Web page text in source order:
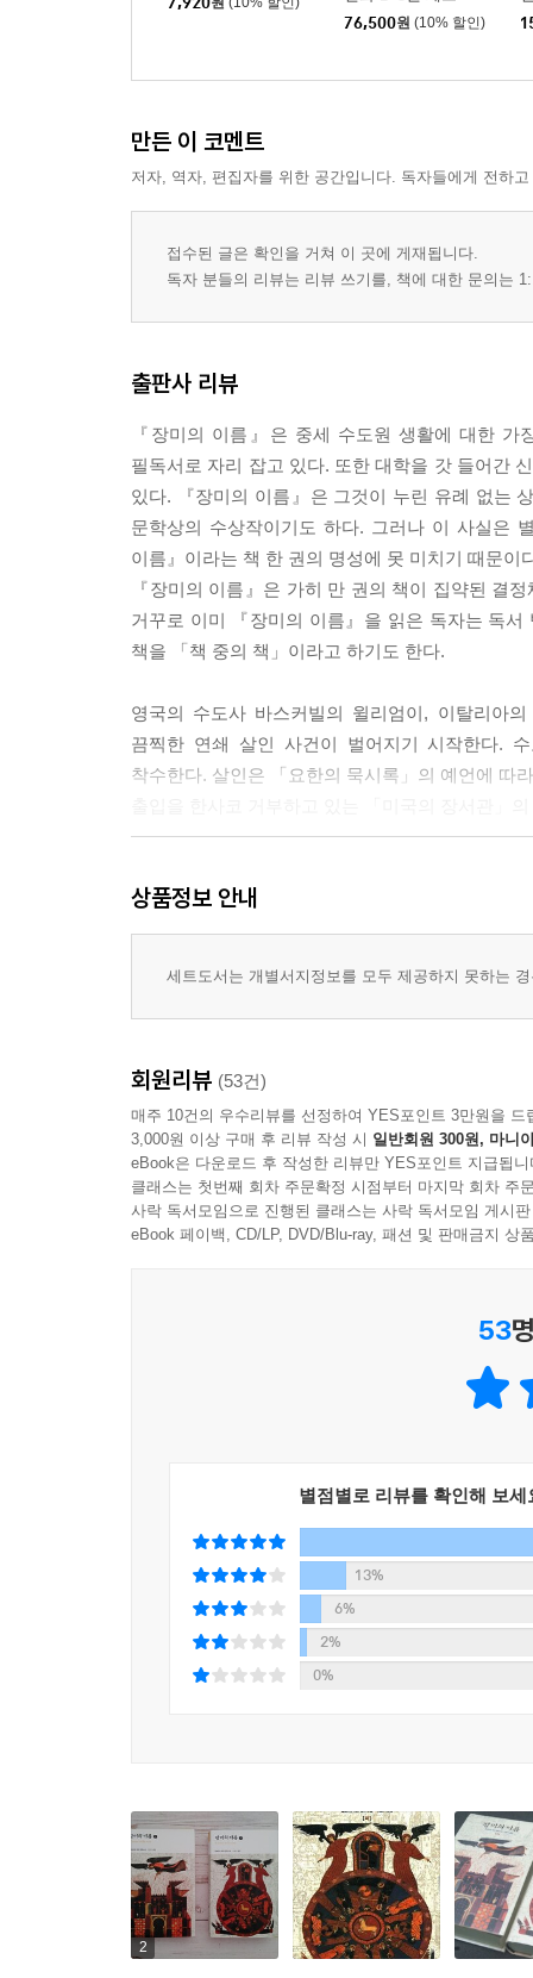
76,500원 (10% 할인)
만든 이 코멘트
저자, 역자, 편집자를 위한 공간입니다. 독자들에게 전하
접수된 글은 확인을 거쳐 이 곳에 게재됩니다.
독자 분들의 리뷰는 리뷰 쓰기를, 책에 대한 문의는
출판사 리뷰
『장미의 이름』은 중세 수도원 생활에 대한 가
필독서로 자리 잡고 있다. 또한 대학을 갓 들어간
있다. 『장미의 이름』은 그것이 누린 유례 없는
문학상의 수상작이기도 하다. 그러나 이 사실은
이름』이라는 책 한 권의 명성에 못 미치기 때문이
『장미의 이름』은 가히 만 권의 책이 집약된 결
거꾸로 이미 『장미의 이름』을 읽은 독자는 독
책을 「책 중의 책」이라고 하기도 한다.
영국의 수도사 바스커빌의 윌리엄이, 이탈리아
끔찍한 연쇄 살인 사건이 벌어지기 시작한다.
착수한다. 살인은 「요한의 묵시록」의 예언에 따
1980년. 움베르토 에코가 중세를 무대로 한 추
돌파하면서 베스트셀러가 됨.
1986년. 한국어 판 출간. 즉각 스테디셀러로 자리잡
1987년. 장 자끄 아노가 메가폰을 잡고, 숀 코네리
1989년 영화 『장미의 이름』이 한국에서 개봉.
2,000만 부의 판매고를 올렸다.
흥미진진하다. 에코의 정교한 이야기는 대단히
우리를 멍하게 하는 무시무시한 추리 소설. 14
있다. - 월 스트리트 저널
놀라운 마법…… 살인 사건과 기독교적 미스테리
상품정보 안내
세트도서는 개별서지정보를 모두 제공하지 못하는
회원리뷰 (53건)
매주 10건의 우수리뷰를 선정하여 YES포인트 3만원을 드
3,000원 이상 구매 후 리뷰 작성 시 일반회원 300원, 마니
eBook은 다운로드 후 작성한 리뷰만 YES포인트 지급됩니
클래스는 첫번째 회차 주문확정 시점부터 마지막 회차 주
사락 독서모임으로 진행된 클래스는 사락 독서모임 게시
eBook 페이백, CD/LP, DVD/Blu-ray, 패션 및 판매금지 상
53
별점별로 리뷰를 확인해 보세
13%
6%
2%
0%
2